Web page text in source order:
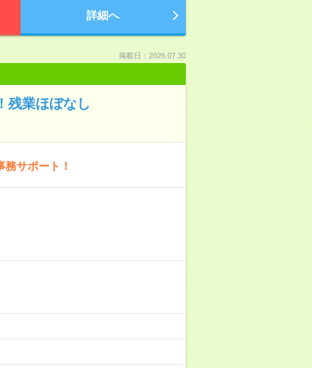
詳細へ
掲載日：2026.07.30
残業ほぼなし
サポート！